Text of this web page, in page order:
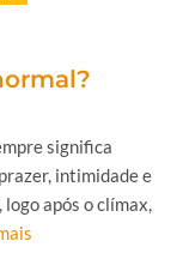
significa
intimidade e
após o clímax,